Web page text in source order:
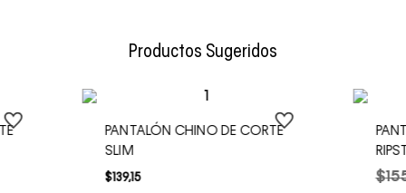
Productos Sugeridos
PANTALÓN CHINO DE CORTE
SLIM
$139,15 $